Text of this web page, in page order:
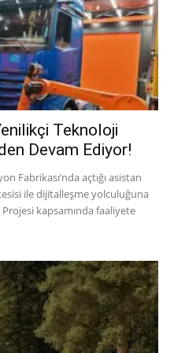
Teknoloji
Devam Ediyor!
Fabrikası’nda açtığı asistan
ile dijitalleşme yolculuğuna
kapsamında faaliyete